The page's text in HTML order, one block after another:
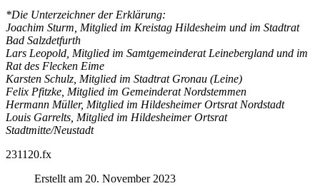
*Die Unterzeichner der Erklärung:
Joachim Sturm, Mitglied im Kreistag Hildesheim und im Stadtrat
Bad Salzdetfurth
Lars Leopold, Mitglied im Samtgemeinderat Leinebergland und im
Rat des Flecken Eime
Karsten Schulz, Mitglied im Stadtrat Gronau (Leine)
Felix Pfitzke, Mitglied im Gemeinderat Nordstemmen
Hermann Müller, Mitglied im Hildesheimer Ortsrat Nordstadt
Louis Garrelts, Mitglied im Hildesheimer Ortsrat
Stadtmitte/Neustadt
231120.fx
Erstellt am 20. November 2023